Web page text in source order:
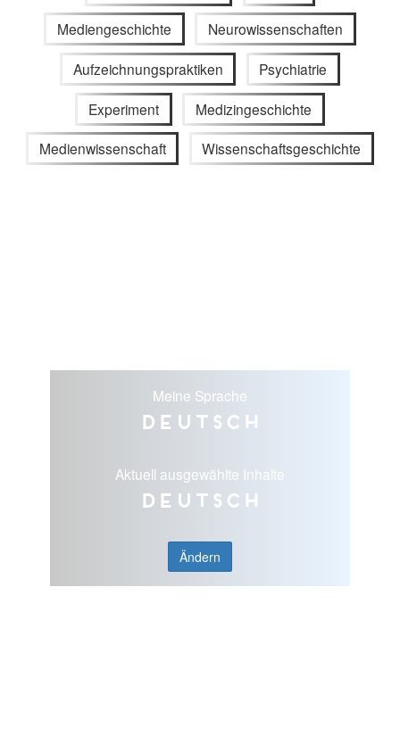
Mediengeschichte Neurowissenschaften
Aufzeichnungspraktiken Psychiatrie
Experiment Medizingeschichte
Medienwissenschaft Wissenschaftsgeschichte
Meine Sprache
Deutsch
Aktuell ausgewählte Inhalte
Deutsch
Ändern